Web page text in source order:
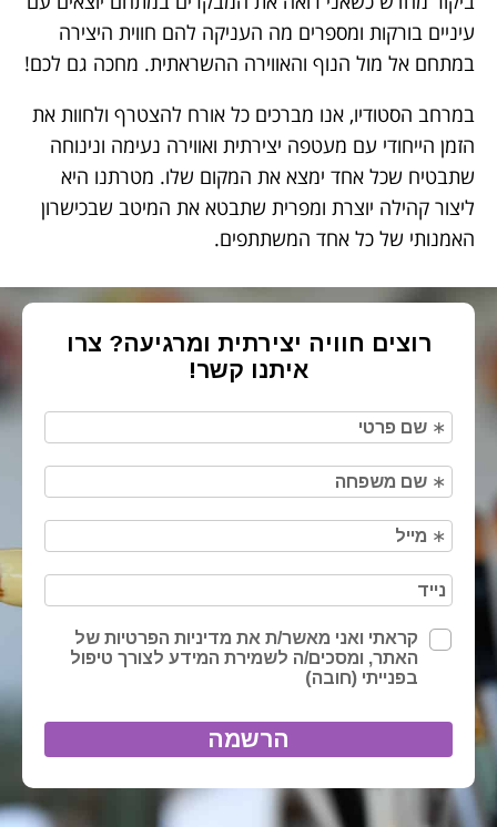
עיניים בורקות ומספרים מה העניקה להם חווית היצירה
במתחם אל מול הנוף והאווירה ההשראתית. מחכה גם לכם!
במרחב הסטודיו, אנו מברכים כל אורח להצטרף ולחוות את
הזמן הייחודי עם מעטפה יצירתית ואווירה נעימה ונינוחה
שתבטיח שכל אחד ימצא את המקום שלו. מטרתנו היא
ליצור קהילה יוצרת ומפרית שתבטא את המיטב שבכישרון
האמנותי של כל אחד המשתתפים.